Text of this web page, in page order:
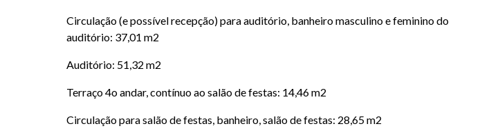
Circulação (e possível recepção) para auditório, banheiro masculino e feminino do
auditório: 37,01 m2
Auditório: 51,32 m2
Terraço 4o andar, contínuo ao salão de festas: 14,46 m2
Circulação para salão de festas, banheiro, salão de festas: 28,65 m2